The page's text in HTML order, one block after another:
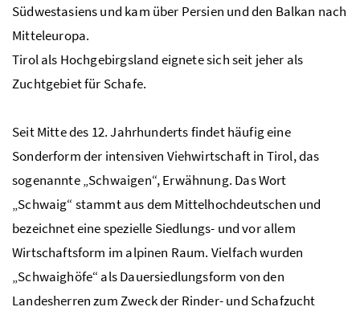
Südwestasiens und kam über Persien und den Balkan nach
Mitteleuropa.
Tirol als Hochgebirgsland eignete sich seit jeher als
Zuchtgebiet für Schafe.
Seit Mitte des 12. Jahrhunderts findet häufig eine
Sonderform der intensiven Viehwirtschaft in Tirol, das
sogenannte „Schwaigen“, Erwähnung. Das Wort
„Schwaig“ stammt aus dem Mittelhochdeutschen und
bezeichnet eine spezielle Siedlungs- und vor allem
Wirtschaftsform im alpinen Raum. Vielfach wurden
„Schwaighöfe“ als Dauersiedlungsform von den
Landesherren zum Zweck der Rinder- und Schafzucht